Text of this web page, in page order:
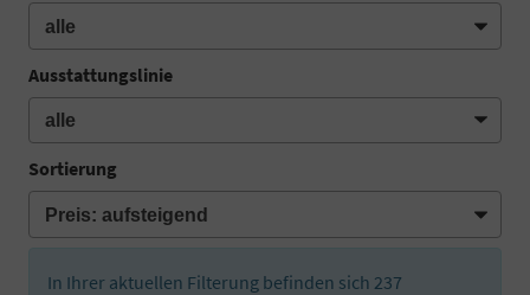
Ausstattungslinie
Sortierung
In Ihrer aktuellen Filterung befinden sich 237